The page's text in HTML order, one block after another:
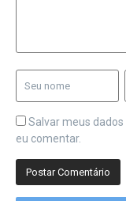
Salvar meus
eu comentar.